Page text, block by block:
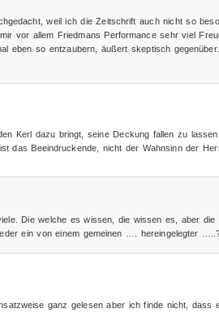
weil ich die Zeitschrift auch nicht so
vor allem Friedmans Performance sehr viel
eben so entzaubern, äußert skeptisch
Kerl dazu bringt, seine Deckung fallen zu
das Beeindruckende, nicht der Wahnsinn der
Die welche es wissen, die wissen es, aber
ein von einem gemeinen …. hereingelegter
ganz gelesen aber ich finde nicht, dass